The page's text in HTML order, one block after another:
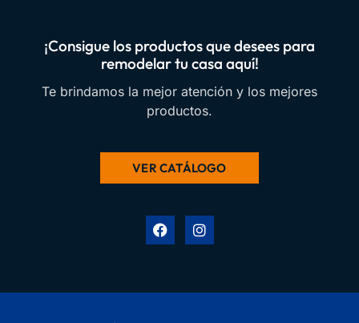
¡Consigue los productos que desees para
remodelar tu casa aquí!
Te brindamos la mejor atención y los mejores
productos.
VER CATÁLOGO